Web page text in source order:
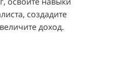
создадите
доход.